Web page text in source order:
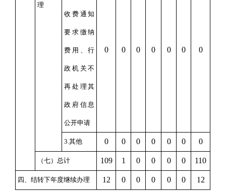
理
收费通知
要求缴纳
费用、行
政机关不
再处理其
政府信息
公开申请
0 0 0 0 0 0 0
3.其他 0 0 0 0 0 0 0
（七）总计 109 1 0 0 0 0 110
四、结转下年度继续办理 12 0 0 0 0 0 12